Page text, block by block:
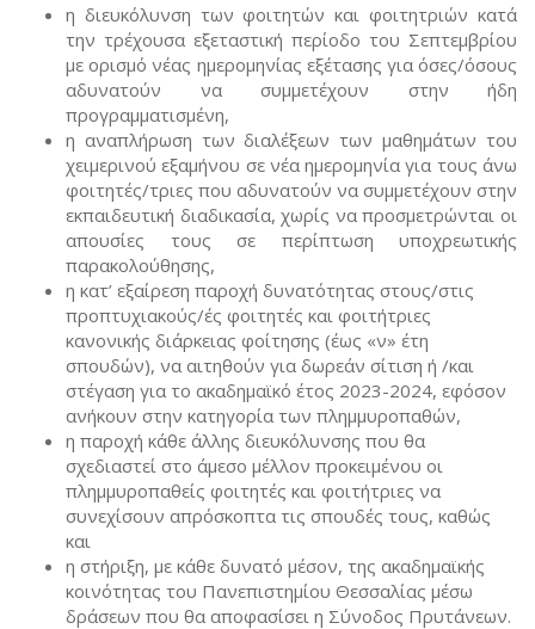
η διευκόλυνση των φοιτητών και φοιτητριών κατά
την τρέχουσα εξεταστική περίοδο του Σεπτεμβρίου
με ορισμό νέας ημερομηνίας εξέτασης για όσες/όσους
αδυνατούν να συμμετέχουν στην ήδη
προγραμματισμένη,
η αναπλήρωση των διαλέξεων των μαθημάτων του
χειμερινού εξαμήνου σε νέα ημερομηνία για τους άνω
φοιτητές/τριες που αδυνατούν να συμμετέχουν στην
εκπαιδευτική διαδικασία, χωρίς να προσμετρώνται οι
απουσίες τους σε περίπτωση υποχρεωτικής
παρακολούθησης,
η κατ’ εξαίρεση παροχή δυνατότητας στους/στις
προπτυχιακούς/ές φοιτητές και φοιτήτριες
κανονικής διάρκειας φοίτησης (έως «ν» έτη
σπουδών), να αιτηθούν για δωρεάν σίτιση ή /και
στέγαση για το ακαδημαϊκό έτος 2023-2024, εφόσον
ανήκουν στην κατηγορία των πλημμυροπαθών,
η παροχή κάθε άλλης διευκόλυνσης που θα
σχεδιαστεί στο άμεσο μέλλον προκειμένου οι
πλημμυροπαθείς φοιτητές και φοιτήτριες να
συνεχίσουν απρόσκοπτα τις σπουδές τους, καθώς
και
η στήριξη, με κάθε δυνατό μέσον, της ακαδημαϊκής
κοινότητας του Πανεπιστημίου Θεσσαλίας μέσω
δράσεων που θα αποφασίσει η Σύνοδος Πρυτάνεων.